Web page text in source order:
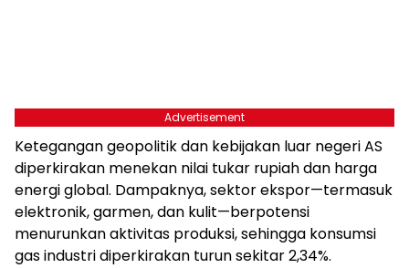
Advertisement
Ketegangan geopolitik dan kebijakan luar negeri AS
diperkirakan menekan nilai tukar rupiah dan harga
energi global. Dampaknya, sektor ekspor—termasuk
elektronik, garmen, dan kulit—berpotensi
menurunkan aktivitas produksi, sehingga konsumsi
gas industri diperkirakan turun sekitar 2,34%.